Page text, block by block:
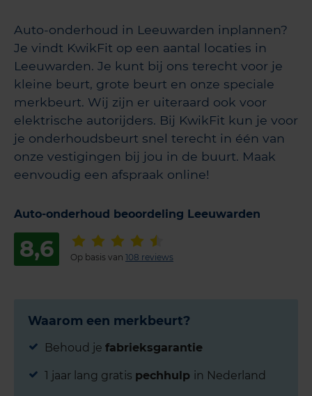
Auto-onderhoud in Leeuwarden inplannen?
Je vindt KwikFit op een aantal locaties in
Leeuwarden. Je kunt bij ons terecht voor je
kleine beurt, grote beurt en onze speciale
merkbeurt. Wij zijn er uiteraard ook voor
elektrische autorijders. Bij KwikFit kun je voor
je onderhoudsbeurt snel terecht in één van
onze vestigingen bij jou in de buurt. Maak
eenvoudig een afspraak online!
Auto-onderhoud beoordeling Leeuwarden
8,6 Op basis van 108 reviews
Waarom een merkbeurt?
Behoud je fabrieksgarantie
1 jaar lang gratis pechhulp in Nederland